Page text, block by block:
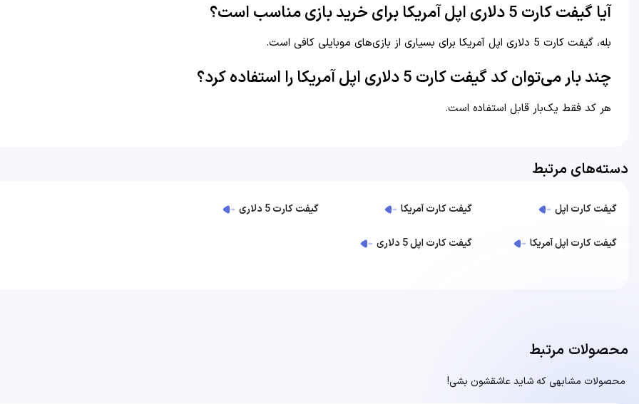
آیا گیفت کارت 5 دلاری اپل آمریکا برای خرید بازی مناسب است؟
بله، گیفت کارت 5 دلاری اپل آمریکا برای بسیاری از بازی‌های موبایلی کافی است.
چند بار می‌توان کد گیفت کارت 5 دلاری اپل آمریکا را استفاده کرد؟
هر کد فقط یک‌بار قابل استفاده است.
دسته‌های مرتبط
گیفت کارت اپل
گیفت کارت اپل آمریکا
گیفت کارت آمریکا
گیفت کارت اپل 5 دلاری
گیفت کارت 5 دلاری
محصولات مرتبط
محصولات مشابهی که شاید عاشقشون بشی!